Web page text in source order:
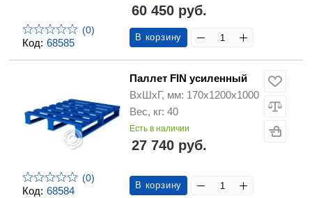
Код: 68585
(0)
60 450 руб.
В корзину
Код: 68584
(0)
Паллет FIN усиленный
ВхШхГ, мм: 170х1200х1000
Вес, кг: 40
Есть в наличии
27 740 руб.
В корзину